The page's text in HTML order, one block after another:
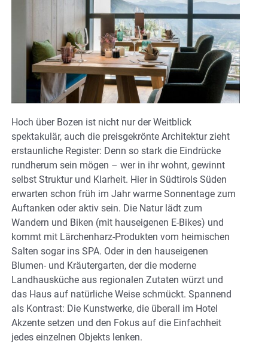
Hoch über Bozen ist nicht nur der Weitblick
spektakulär, auch die preisgekrönte Architektur zieht
erstaunliche Register: Denn so stark die Eindrücke
rundherum sein mögen – wer in ihr wohnt, gewinnt
selbst Struktur und Klarheit. Hier in Südtirols Süden
erwarten schon früh im Jahr warme Sonnentage zum
Auftanken oder aktiv sein. Die Natur lädt zum
Wandern und Biken (mit hauseigenen E-Bikes) und
kommt mit Lärchenharz-Produkten vom heimischen
Salten sogar ins SPA. Oder in den hauseigenen
Blumen- und Kräutergarten, der die moderne
Landhausküche aus regionalen Zutaten würzt und
das Haus auf natürliche Weise schmückt. Spannend
als Kontrast: Die Kunstwerke, die überall im Hotel
Akzente setzen und den Fokus auf die Einfachheit
jedes einzelnen Objekts lenken.